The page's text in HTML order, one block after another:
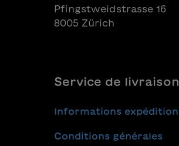
Pfingstweidstrasse 16
8005 Zürich
Service de livraison
Informations expédition
Conditions générales